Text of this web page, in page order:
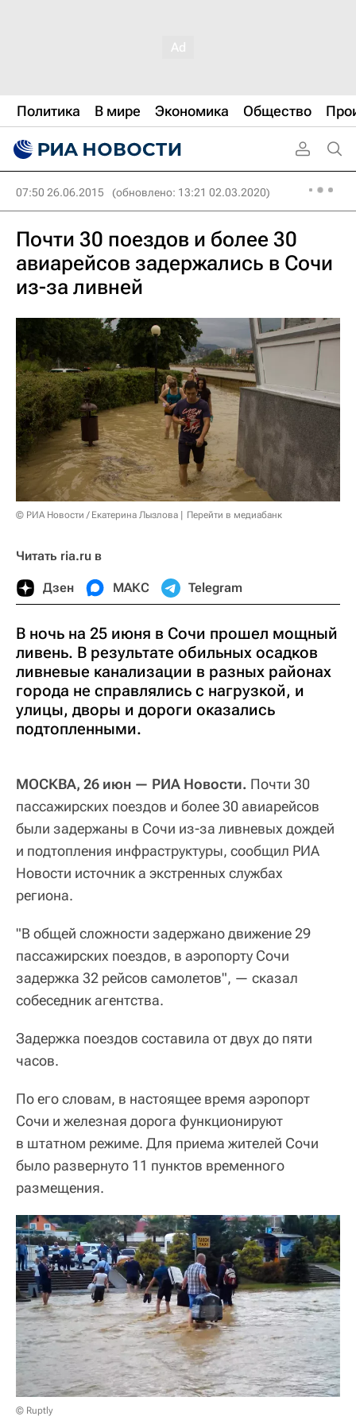
Политика В мире Экономика Общество
07:50 26.06.2015 (обновлено: 13:21 02.03.2020)
Почти 30 поездов и более 30
авиарейсов задержались в Сочи
из-за ливней
© РИА Новости / Екатерина Лызлова Перейти в медиабанк
Читать ria.ru в
Дзен МАКС Telegram
В ночь на 25 июня в Сочи прошел мощный
ливень. В результате обильных осадков
ливневые канализации в разных районах
города не справлялись с нагрузкой, и
улицы, дворы и дороги оказались
подтопленными.
МОСКВА, 26 июн — РИА Новости. Почти 30
пассажирских поездов и более 30 авиарейсов
были задержаны в Сочи из-за ливневых дождей
и подтопления инфраструктуры, сообщил РИА
Новости источник а экстренных службах
региона.
"В общей сложности задержано движение 29
пассажирских поездов, в аэропорту Сочи
задержка 32 рейсов самолетов", — сказал
собеседник агентства.
Задержка поездов составила от двух до пяти
часов.
По его словам, в настоящее время аэропорт
Сочи и железная дорога функционируют
в штатном режиме. Для приема жителей Сочи
было развернуто 11 пунктов временного
размещения.
© Ruptly